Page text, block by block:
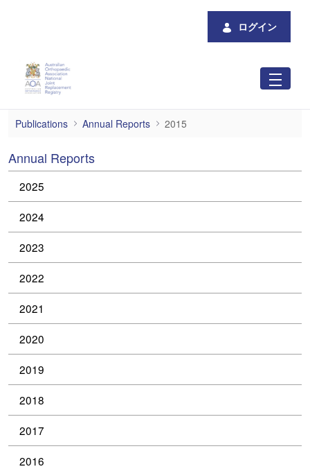
ログイン
2015
Publications Annual Reports 2015
Annual Reports
2025
2024
2023
2022
2021
2020
2019
2018
2017
2016